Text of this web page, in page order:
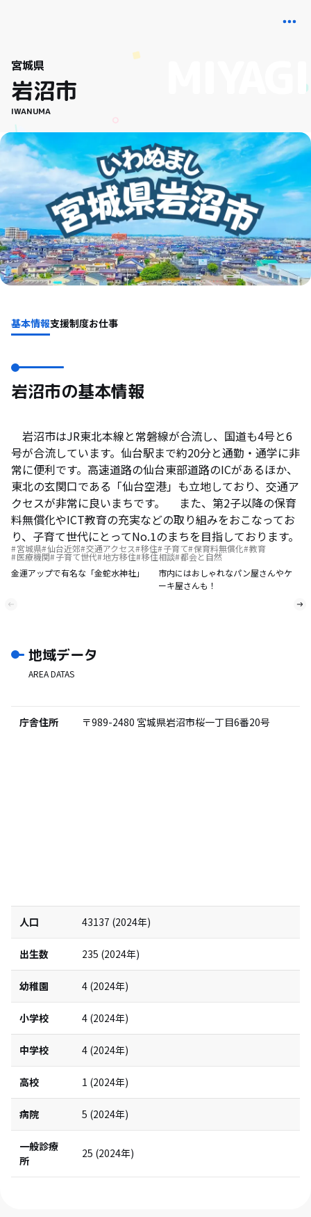
宮城県
岩沼市
IWANUMA
基本情報支援制度お仕事
岩沼市の基本情報
岩沼市はJR東北本線と常磐線が合流し、国道も4号と6
号が合流しています。仙台駅まで約20分と通勤・通学に非
常に便利です。高速道路の仙台東部道路のICがあるほか、
東北の玄関口である「仙台空港」も立地しており、交通ア
クセスが非常に良いまちです。 また、第2子以降の保育
料無償化やICT教育の充実などの取り組みをおこなってお
り、子育て世代にとってNo.1のまちを目指しております。
宮城県 仙台近郊 交通アクセス 移住 子育て 保育料無償化 教育
医療機関 子育て世代 地方移住 移住相談 都会と自然
金運アップで有名な「金蛇水神社」
市内にはおしゃれなパン屋さんやケ
ーキ屋さんも！
地域データ
AREA DATAS
庁舎住所 〒989-2480 宮城県岩沼市桜一丁目6番20号
人口 43137 (2024年)
出生数 235 (2024年)
幼稚園 4 (2024年)
小学校 4 (2024年)
中学校 4 (2024年)
高校 1 (2024年)
病院 5 (2024年)
一般診療
所
25 (2024年)